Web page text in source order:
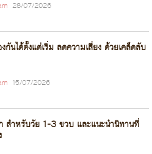
28/07/2026
นได้ตั้งแต่เริ่ม ลดความเสี่ยง ด้วยเคล็ดลับ
15/07/2026
สำหรับวัย 1-3 ขวบ และแนะนำนิทานที่